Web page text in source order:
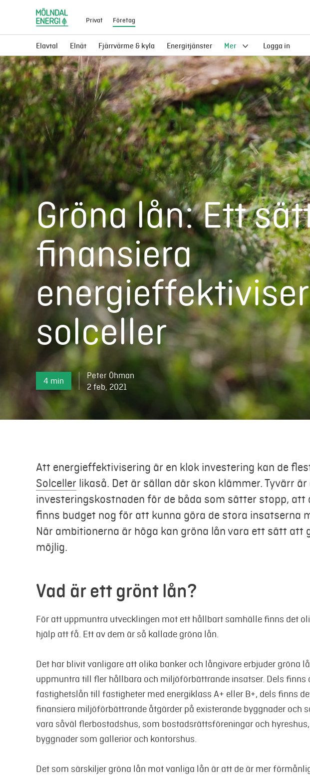
Privat Företag
Elavtal Elnät Fjärrvärme & kyla Energitjänster Mer Logga in
Gröna lån: Ett
finansiera
solceller
4 min
Peter Öhman
2 feb, 2021
Att energieffektivisering är en klok investering kan de
Solceller likaså. Det är sällan där skon klämmer. Tyvärr
investeringskostnaden för de båda som sätter stopp, att
finns budget nog för att kunna göra de stora insatserna
När ambitionerna är höga kan gröna lån vara ett sätt att
möjlig.
Vad är ett grönt lån?
För att uppmuntra utvecklingen mot ett hållbart samhälle finns det
hjälp att få. Ett av dem är så kallade gröna lån.
Det har blivit vanligare att olika banker och långivare erbjuder gröna
uppmuntra till fler hållbara och miljöförbättrande insatser. Dels finns
fastighetslån till fastigheter med energiklass A+ eller B+, dels finns
finansiera miljöförbättrande åtgärder på existerande byggnader och
vara såväl flerbostadshus, som bostadsrättsföreningar och
byggnader som gallerior och kontorshus.
Det som särskiljer gröna lån mot vanliga lån är att de är mer